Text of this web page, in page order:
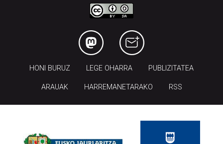
HONI BURUZ LEGE OHARRA PUBLIZITATEA
ARAUAK HARREMANETARAKO RSS